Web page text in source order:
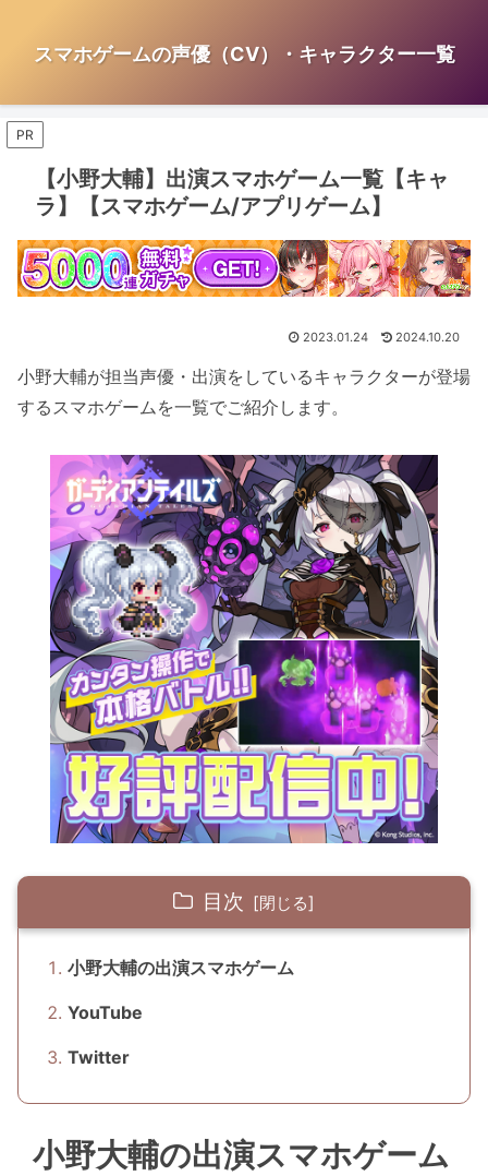
スマホゲームの声優（CV）・キャラクター一覧
PR
【小野大輔】出演スマホゲーム一覧【キャ
ラ】【スマホゲーム/アプリゲーム】
2023.01.24 2024.10.20
小野大輔が担当声優・出演をしているキャラクターが登場
するスマホゲームを一覧でご紹介します。
目次
小野大輔の出演スマホゲーム
YouTube
Twitter
小野大輔の出演スマホゲーム